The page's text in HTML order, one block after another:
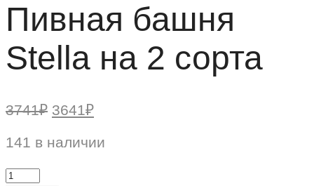
Пивная башня
Stella на 2 сорта
3741₽ Первоначальная
составляла
3641₽Текущая
3641₽.
141 в наличии